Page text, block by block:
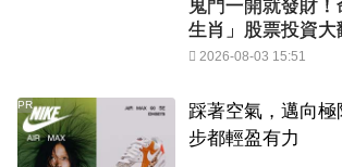
鬼門一開就發財
生肖」股票投資大
2026-08-03 15:51
踩著空氣，邁向極
步都輕盈有力
PR